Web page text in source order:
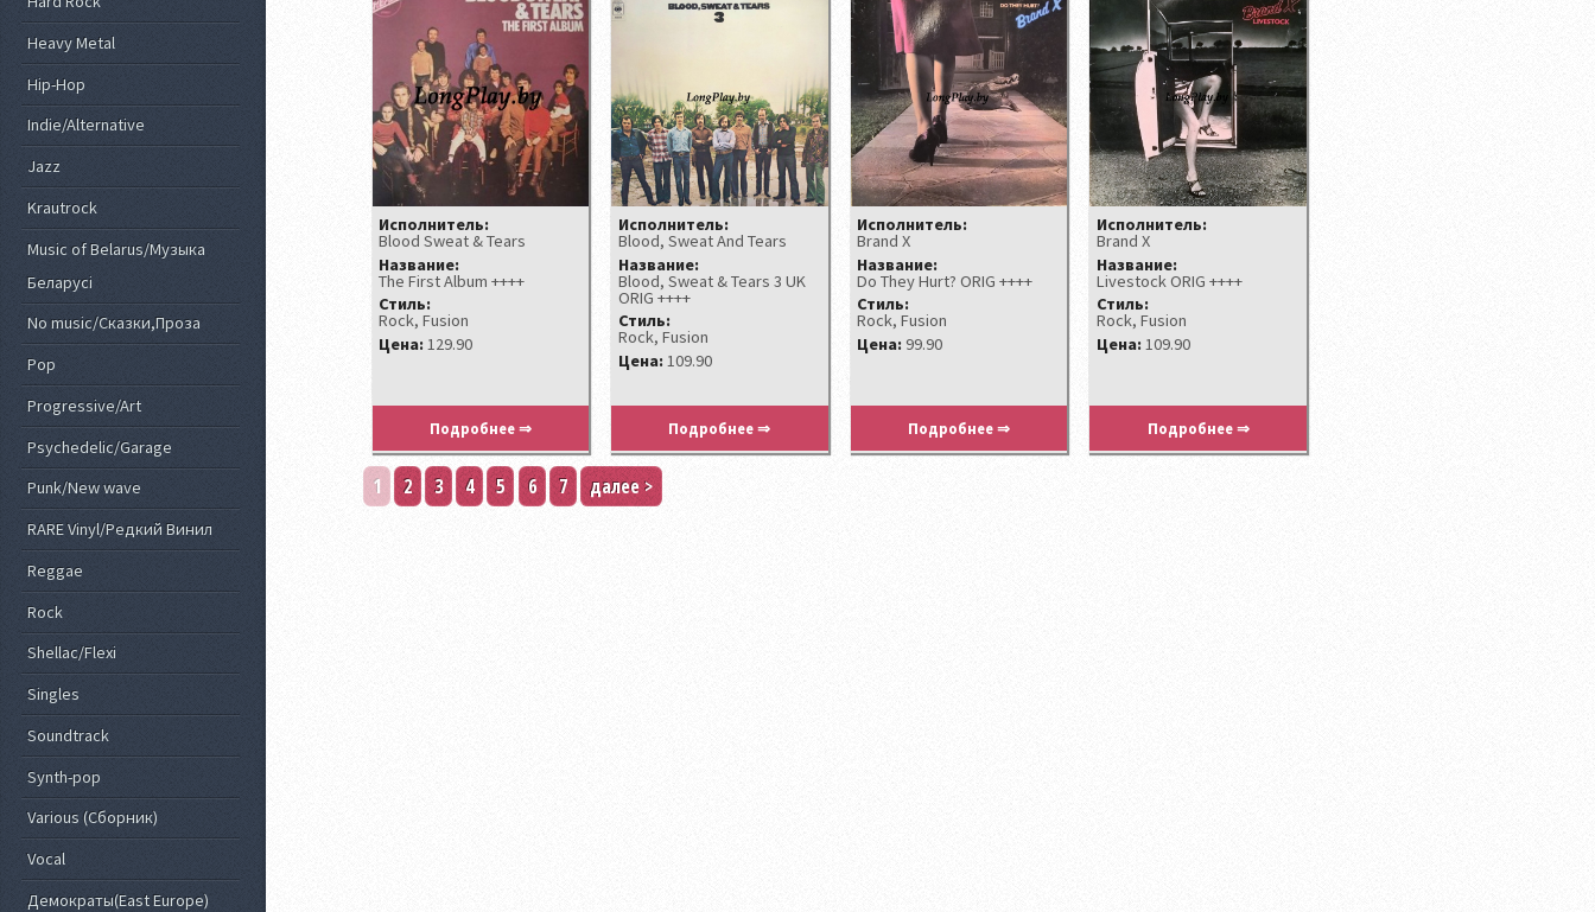
Исполнитель:
Blood Sweat & Tears
Название:
The First Album ++++
Стиль:
Rock, Fusion
Цена: 129.90
Подробнее ⇒
Исполнитель:
Blood, Sweat And Tears
Название:
Blood, Sweat & Tears 3 UK
ORIG ++++
Стиль:
Rock, Fusion
Цена: 109.90
Подробнее ⇒
Исполнитель:
Brand X
Название:
Do They Hurt? ORIG ++++
Стиль:
Rock, Fusion
Цена: 99.90
Подробнее ⇒
Исполнитель:
Brand X
Название:
Livestock ORIG ++++
Стиль:
Rock, Fusion
Цена: 109.90
Подробнее ⇒
1 2 3 4 5 6 7 далее >
Heavy Metal
Hip-Hop
Indie/Alternative
Jazz
Krautrock
Music of Belarus/Музыка
Беларусi
No music/Сказки,Проза
Pop
Progressive/Art
Psychedelic/Garage
Punk/New wave
RARE Vinyl/Редкий Винил
Reggae
Rock
Shellac/Flexi
Singles
Soundtrack
Synth-pop
Various (Сборник)
Vocal
Демократы(East Europe)